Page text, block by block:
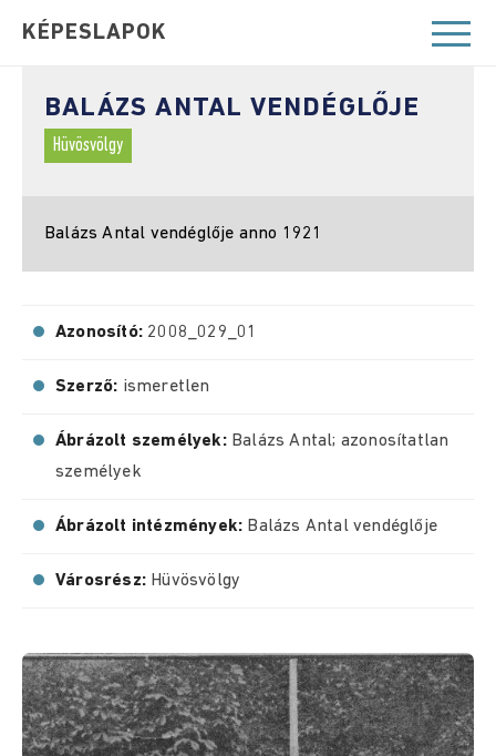
KÉPESLAPOK
BALÁZS ANTAL VENDÉGLŐJE
Hüvösvölgy
Balázs Antal vendéglője anno 1921
Azonosító: 2008_029_01
Szerző: ismeretlen
Ábrázolt személyek: Balázs Antal; azonosítatlan
személyek
Ábrázolt intézmények: Balázs Antal vendéglője
Városrész: Hüvösvölgy